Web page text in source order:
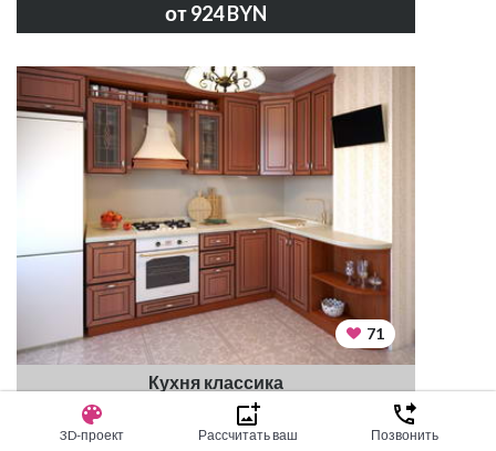
3D-проект Рассчитать ваш Позвонить
от 924 BYN
71
Кухня классика
*цена в рублях за м.п.
от 924 BYN